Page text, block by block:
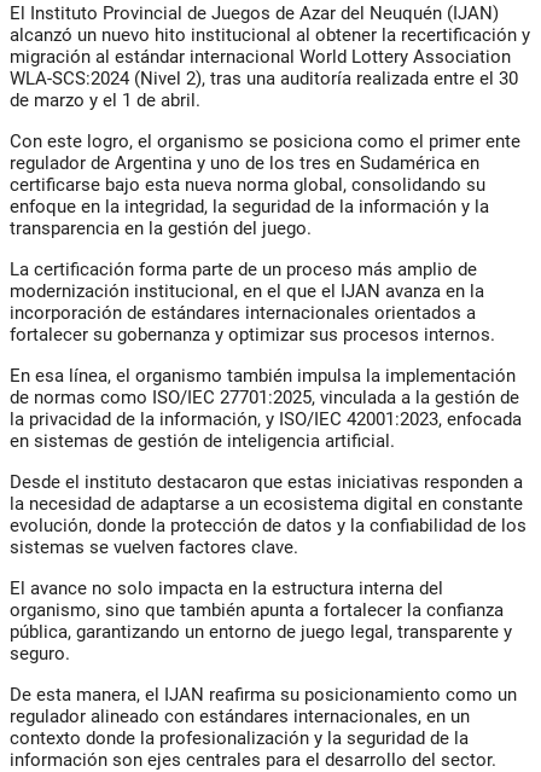
El Instituto Provincial de Juegos de Azar del Neuquén (IJAN)
alcanzó un nuevo hito institucional al obtener la recertificación y
migración al estándar internacional World Lottery Association
WLA-SCS:2024 (Nivel 2), tras una auditoría realizada entre el 30
de marzo y el 1 de abril.
Con este logro, el organismo se posiciona como el primer ente
regulador de Argentina y uno de los tres en Sudamérica en
certificarse bajo esta nueva norma global, consolidando su
enfoque en la integridad, la seguridad de la información y la
transparencia en la gestión del juego.
La certificación forma parte de un proceso más amplio de
modernización institucional, en el que el IJAN avanza en la
incorporación de estándares internacionales orientados a
fortalecer su gobernanza y optimizar sus procesos internos.
En esa línea, el organismo también impulsa la implementación
de normas como ISO/IEC 27701:2025, vinculada a la gestión de
la privacidad de la información, y ISO/IEC 42001:2023, enfocada
en sistemas de gestión de inteligencia artificial.
Desde el instituto destacaron que estas iniciativas responden a
la necesidad de adaptarse a un ecosistema digital en constante
evolución, donde la protección de datos y la confiabilidad de los
sistemas se vuelven factores clave.
El avance no solo impacta en la estructura interna del
organismo, sino que también apunta a fortalecer la confianza
pública, garantizando un entorno de juego legal, transparente y
seguro.
De esta manera, el IJAN reafirma su posicionamiento como un
regulador alineado con estándares internacionales, en un
contexto donde la profesionalización y la seguridad de la
información son ejes centrales para el desarrollo del sector.